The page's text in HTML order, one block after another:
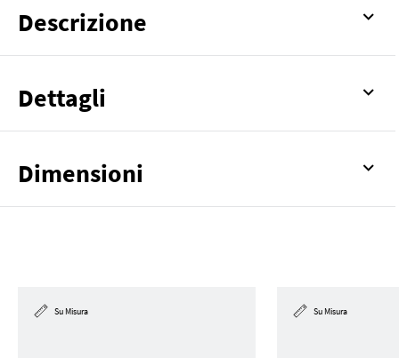
Descrizione
Dettagli
Dimensioni
Su Misura Su Misura